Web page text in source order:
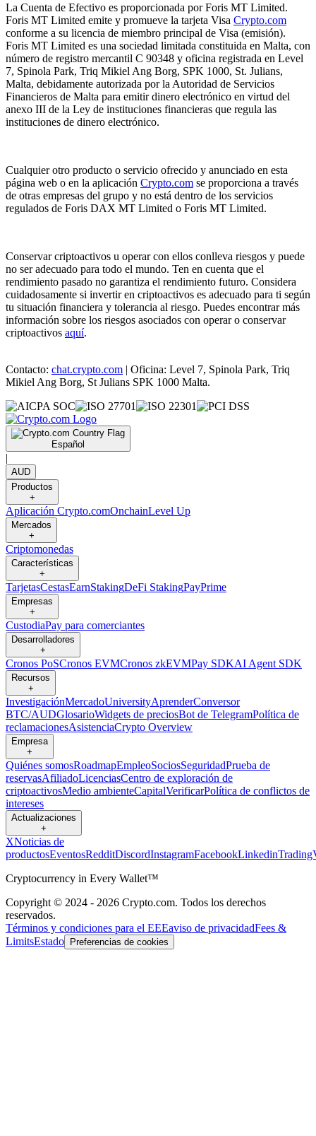
La Cuenta de Efectivo es proporcionada por Foris MT Limited.
Foris MT Limited emite y promueve la tarjeta Visa Crypto.com
conforme a su licencia de miembro principal de Visa (emisión).
Foris MT Limited es una sociedad limitada constituida en Malta, con
número de registro mercantil C 90348 y oficina registrada en Level
7, Spinola Park, Triq Mikiel Ang Borg, SPK 1000, St. Julians,
Malta, debidamente autorizada por la Autoridad de Servicios
Financieros de Malta para emitir dinero electrónico en virtud del
anexo III de la Ley de instituciones financieras que regula las
instituciones de dinero electrónico.
Cualquier otro producto o servicio ofrecido y anunciado en esta
página web o en la aplicación Crypto.com se proporciona a través
de otras empresas del grupo y no está dentro de los servicios
regulados de Foris DAX MT Limited o Foris MT Limited.
Conservar criptoactivos u operar con ellos conlleva riesgos y puede
no ser adecuado para todo el mundo. Ten en cuenta que el
rendimiento pasado no garantiza el rendimiento futuro. Considera
cuidadosamente si invertir en criptoactivos es adecuado para ti según
tu situación financiera y tolerancia al riesgo. Puedes encontrar más
información sobre los riesgos asociados con operar o conservar
criptoactivos aquí.
Contacto: chat.crypto.com | Oficina: Level 7, Spinola Park, Triq
Mikiel Ang Borg, St Julians SPK 1000 Malta.
Español
|
AUD
Productos
+
Aplicación Crypto.comOnchainLevel Up
Mercados
+
Criptomonedas
Características
+
TarjetasCestasEarnStakingDeFi StakingPayPrime
Empresas
+
CustodiaPay para comerciantes
Desarrolladores
+
Cronos PoSCronos EVMCronos zkEVMPay SDKAI Agent SDK
Recursos
+
InvestigaciónMercadoUniversityAprenderConversor
BTC/AUDGlosarioWidgets de preciosBot de TelegramPolítica de
reclamacionesAsistenciaCrypto Overview
Empresa
+
Quiénes somosRoadmapEmpleoSociosSeguridadPrueba de
reservasAfiliadoLicenciasCentro de exploración de
criptoactivosMedio ambienteCapitalVerificarPolítica de conflictos de
intereses
Actualizaciones
+
XNoticias de
productosEventosRedditDiscordInstagramFacebookLinkedin
Cryptocurrency in Every Wallet™
Copyright © 2024 - 2026 Crypto.com. Todos los derechos
reservados.
Términos y condiciones para el EEEaviso de privacidadFees &
LimitsEstado Preferencias de cookies